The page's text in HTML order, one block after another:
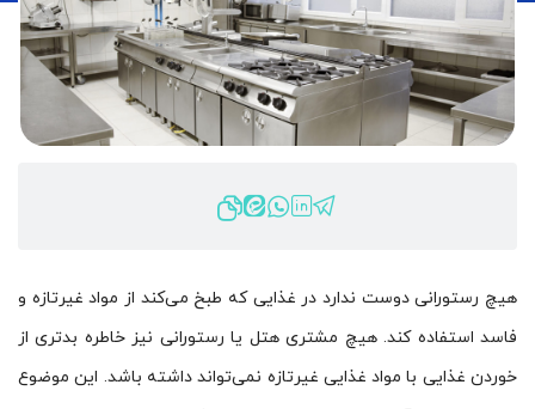
هیچ رستورانی دوست ندارد در غذایی که طبخ می‌کند از مواد غیرتازه و
فاسد استفاده کند. هیچ مشتری هتل یا رستورانی نیز خاطره بدتری از
خوردن غذایی با مواد غذایی غیرتازه نمی‌تواند داشته باشد. این موضوع